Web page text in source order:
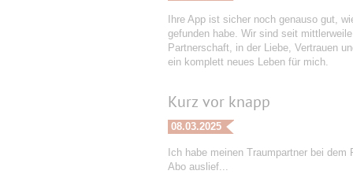
Ihre App ist sicher noch genauso gut,
gefunden habe. Wir sind seit
Partnerschaft, in der Liebe, Vertrauen
ein komplett neues Leben für mich.
Kurz vor knapp
08.03.2025
Ich habe meinen Traumpartner bei
Abo auslief...